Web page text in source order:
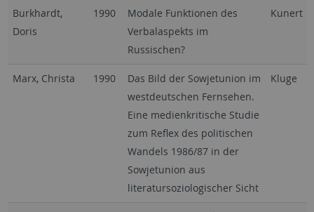
Burkhardt,
Doris
1990
Modale Funktionen des
Verbalaspekts im
Russischen?
Kunert
Marx, Christa 1990
Das Bild der Sowjetunion im
westdeutschen Fernsehen.
Eine medienkritische Studie
zum Reflex des politischen
Wandels 1986/87 in der
Sowjetunion aus
literatursoziologischer Sicht
Kluge